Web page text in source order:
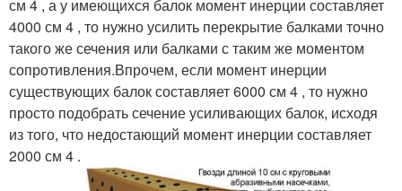
см 4 , а у имеющихся балок момент инерции составляет
4000 см 4 , то нужно усилить перекрытие балками точно
такого же сечения или балками с таким же моментом
сопротивления.Впрочем, если момент инерции
существующих балок составляет 6000 см 4 , то нужно
просто подобрать сечение усиливающих балок, исходя
из того, что недостающий момент инерции составляет
2000 см 4 .